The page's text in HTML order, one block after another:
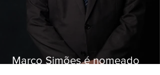
Marco Simões é nomeado